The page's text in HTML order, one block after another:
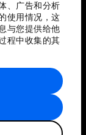
、广告和分析
使用情况，这
与您提供给他
程中收集的其